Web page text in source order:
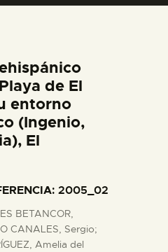
de El
entorno
(Ingenio,
El
: 2005_02
BETANCOR,
CANALES, Sergio;
Amelia del